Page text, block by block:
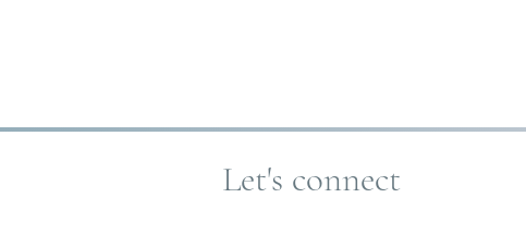
Let's connect